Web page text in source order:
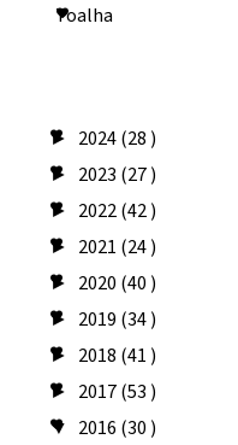
Toalha
► 2024(28 )
► 2023 (27 )
► 2022(42 )
► 2021 (24 )
► 2020 (40 )
► 2019 (34 )
► 2018 (41 )
► 2017(53 )
▼ 2016 (30 )